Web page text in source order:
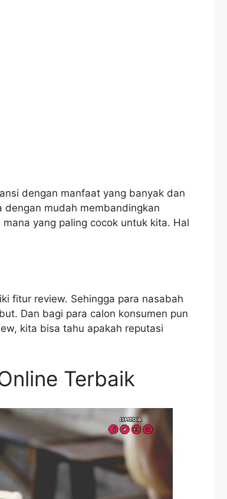
dengan manfaat yang banyak dan
dengan mudah membandingkan
yang paling cocok untuk kita. Hal
fitur review. Sehingga para nasabah
Dan bagi para calon konsumen pun
kita bisa tahu apakah reputasi
Terbaik